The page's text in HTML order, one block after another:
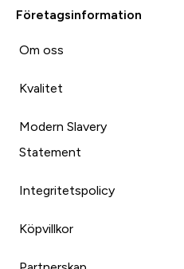
Företagsinformation
Om oss
Kvalitet
Modern Slavery
Statement
Integritetspolicy
Köpvillkor